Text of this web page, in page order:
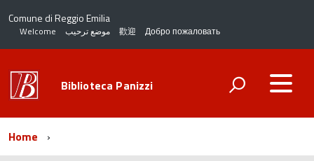
Comune di Reggio Emilia
Welcome موضع ترحيب 歡迎 Добро пожаловать
Biblioteca Panizzi
Home